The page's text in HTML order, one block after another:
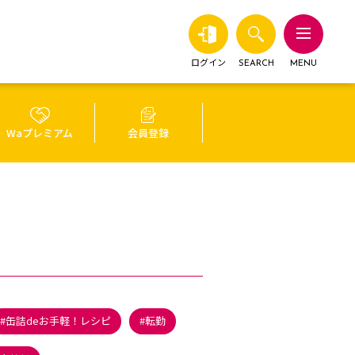
MENU
SEARCH
ログイン
Waプレミアム 会員登録
缶詰deお手軽！レシピ 転勤